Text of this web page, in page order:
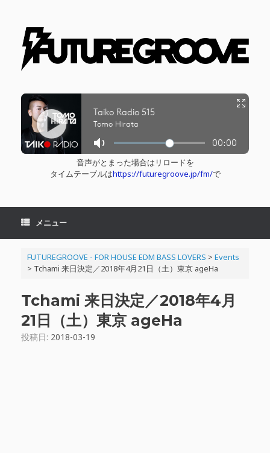
音声がとまった場合はリロードを
タイムテーブルはhttps://futuregroove.jp/fm/で
メニュー
FUTUREGROOVE - FOR HOUSE EDM BASS LOVERS > Events
> Tchami 来日決定／2018年4月21日（土）東京 ageHa
Tchami 来日決定／2018年4月
21日（土）東京 ageHa
投稿日: 2018-03-19